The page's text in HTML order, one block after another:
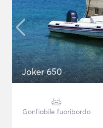
Joker 650
Gonfiabile fuoribordo